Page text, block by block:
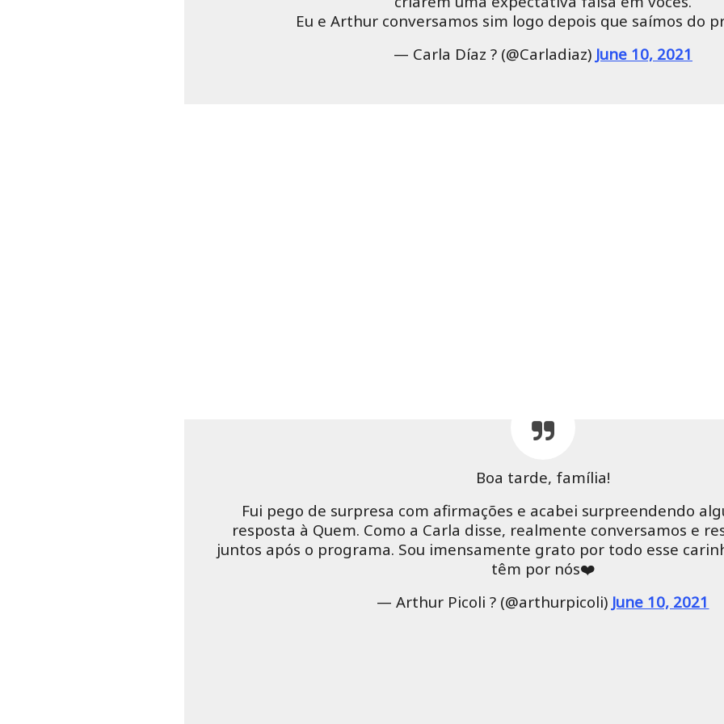
Eu e Arthur conversamos sim logo depois que saímos do
— Carla Díaz ? (@Carladiaz) June 10, 2021
Boa tarde, família!
Fui pego de surpresa com afirmações e acabei surpreendendo
resposta à Quem. Como a Carla disse, realmente conversamos e
juntos após o programa. Sou imensamente grato por todo esse
têm por nós❤️
— Arthur Picoli ? (@arthurpicoli) June 10, 2021